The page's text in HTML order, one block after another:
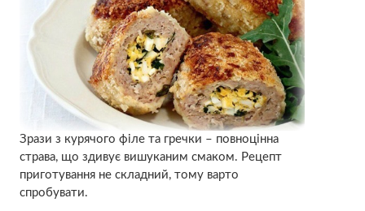
Зрази з курячого філе та гречки – повноцінна
страва, що здивує вишуканим смаком. Рецепт
приготування не складний, тому варто
спробувати.